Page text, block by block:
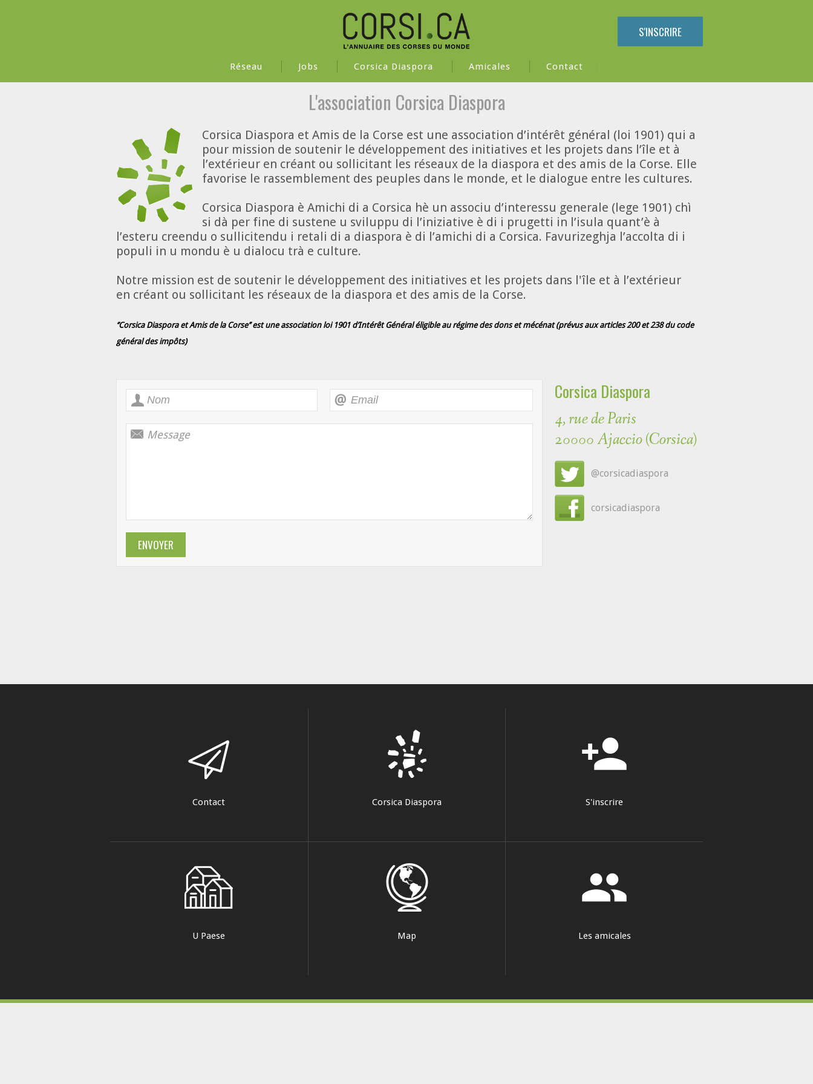
Réseau Jobs Corsica Diaspora Amicales Contact
S'INSCRIRE
L'association Corsica Diaspora
Corsica Diaspora et Amis de la Corse est une association d’intérêt général (loi 1901) qui a
pour mission de soutenir le développement des initiatives et les projets dans l’île et à
l’extérieur en créant ou sollicitant les réseaux de la diaspora et des amis de la Corse. Elle
favorise le rassemblement des peuples dans le monde, et le dialogue entre les cultures.
Corsica Diaspora è Amichi di a Corsica hè un associu d’interessu generale (lege 1901) chì
si dà per fine di sustene u sviluppu di l’iniziative è di i prugetti in l’isula quant’è à
l’esteru creendu o sullicitendu i retali di a diaspora è di l’amichi di a Corsica. Favurizeghja l’accolta di i
populi in u mondu è u dialocu trà e culture.
Notre mission est de soutenir le développement des initiatives et les projets dans l'île et à l’extérieur
en créant ou sollicitant les réseaux de la diaspora et des amis de la Corse.
‘’Corsica Diaspora et Amis de la Corse’’ est une association loi 1901 d’Intérêt Général éligible au régimedes dons et mécénat (prévus aux articles 200 et 238 du code
général des impôts)
Corsica Diaspora
4, rue de Paris
20000 Ajaccio (Corsica)
@corsicadiaspora
corsicadiaspora
ENVOYER
Contact Corsica Diaspora
person_add
S'inscrire
U Paese Map
group
Les amicales